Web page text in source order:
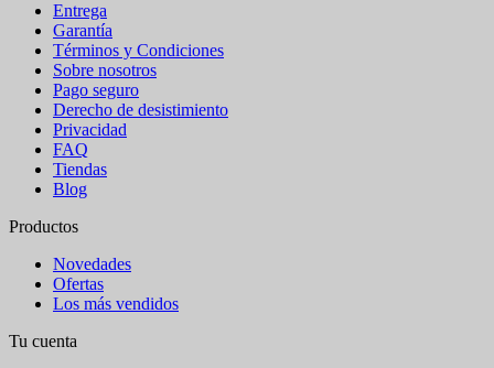
Entrega
Garantía
Términos y Condiciones
Sobre nosotros
Pago seguro
Derecho de desistimiento
Privacidad
FAQ
Tiendas
Blog
Productos
Novedades
Ofertas
Los más vendidos
Tu cuenta